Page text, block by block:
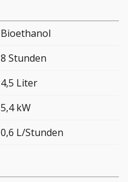
Bioethanol
8 Stunden
4,5 Liter
5,4 kW
0,6 L/Stunden